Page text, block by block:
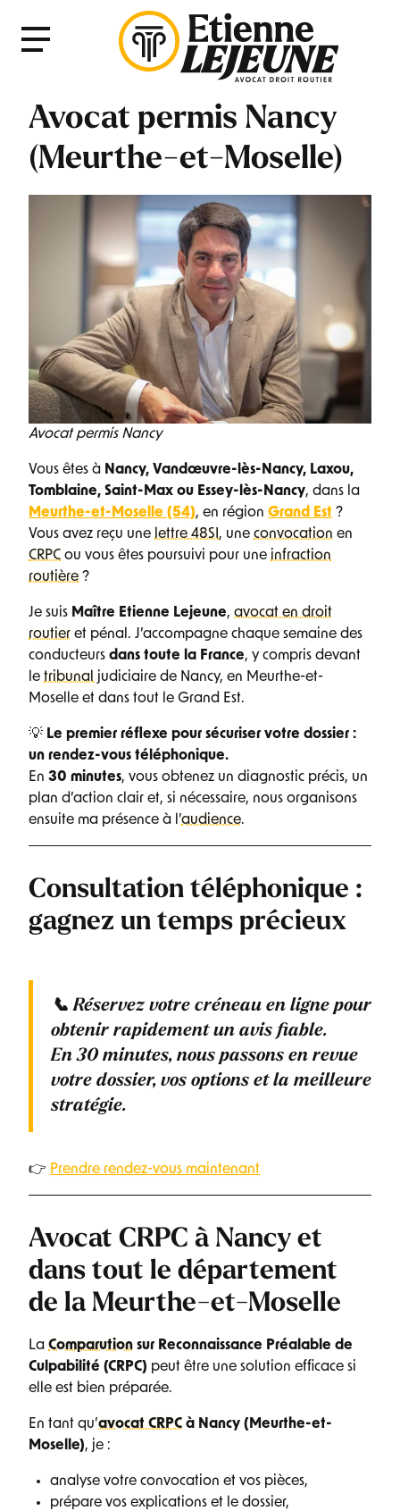
Menu
Avocat permis Nancy
(Meurthe-et-Moselle)
Avocat permis Nancy
Vous êtes à Nancy, Vandœuvre-lès-Nancy, Laxou,
Tomblaine, Saint-Max ou Essey-lès-Nancy, dans la
Meurthe-et-Moselle (54), en région Grand Est ?
Vous avez reçu une lettre 48SI , une convocation en
CRPC ou vous êtes poursuivi pour une infraction
routière ?
Je suis Maître Etienne Lejeune, avocat en droit
routier et pénal. J’accompagne chaque semaine des
conducteurs dans toute la France, y compris devant
le tribunal judiciaire de Nancy, en Meurthe-et-
Moselle et dans tout le Grand Est.
💡 Le premier réflexe pour sécuriser votre dossier :
un rendez-vous téléphonique.
En 30 minutes, vous obtenez un diagnostic précis, un
plan d’action clair et, si nécessaire, nous organisons
ensuite ma présence à l’audience.
Consultation téléphonique :
gagnez un temps précieux
📞Réservez votre créneau en ligne pour
obtenir rapidement un avis fiable.
En30 minutes, nous passons en revue
votre dossier, vos options et la meilleure
stratégie.
👉 Prendre rendez-vous maintenant
Avocat CRPC à Nancy et
dans tout le département
de la Meurthe-et-Moselle
La Comparution sur Reconnaissance Préalable de
Culpabilité (CRPC) peut être une solution efficace si
elle est bien préparée.
En tant qu’avocat CRPC à Nancy (Meurthe-et-
Moselle), je :
analyse votre convocation et vos pièces,
prépare vos explications et le dossier,
Fermer